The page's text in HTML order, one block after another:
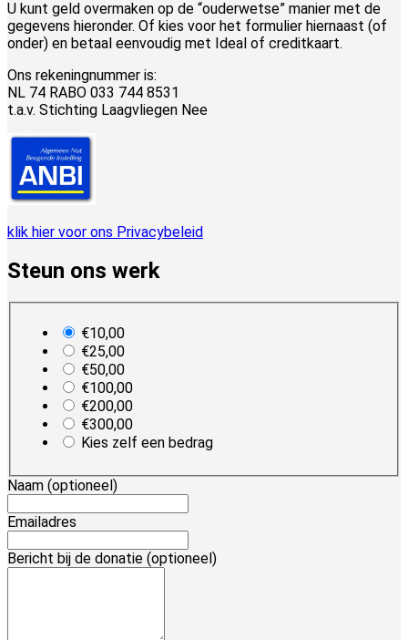
U kunt geld overmaken op de “ouderwetse” manier met de
gegevens hieronder. Of kies voor het formulier hiernaast (of
onder) en betaal eenvoudig met Ideal of creditkaart.
Ons rekeningnummer is:
NL 74 RABO 033 744 8531
t.a.v. Stichting Laagvliegen Nee
klik hier voor ons Privacybeleid
Steun ons werk
€10,00
€25,00
€50,00
€100,00
€200,00
€300,00
Kies zelf een bedrag
Naam (optioneel)
Emailadres
Bericht bij de donatie (optioneel)